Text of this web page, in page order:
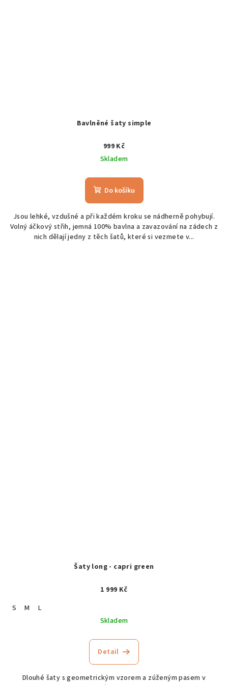
Bavlněné šaty simple
999 Kč
Skladem
Do košíku
Jsou lehké, vzdušné a při každém kroku se nádherně pohybují.
Volný áčkový střih, jemná 100% bavlna a zavazování na zádech z
nich dělají jedny z těch šatů, které si vezmete v...
Šaty long - capri green
1 999 Kč
S
M
L
Skladem
Detail
Dlouhé šaty s geometrickým vzorem a zúženým pasem v